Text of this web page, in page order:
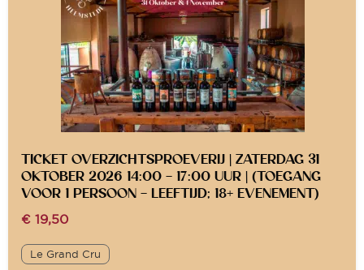
TICKET OVERZICHTSPROEVERIJ | ZATERDAG 31
OKTOBER 2026 14:00 – 17:00 UUR | (TOEGANG
VOOR 1 PERSOON – LEEFTIJD; 18+ EVENEMENT)
€ 19,50
Le Grand Cru